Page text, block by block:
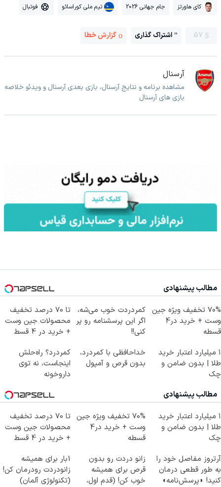
کای هاورتز جام جهانی 2026 تیم ملی کوراسائو فوتبال
57 اشتراک گذاری گزارش خطا
آرسنال
مشاهده برنامه و نتایج آرسنال، بازی بعدی آرسنال و ویدئو خلاصه
بازی های آرسنال
مطالب پیشنهادی
70% تخفیف ویژه جین
وست + خرید در4
قسطه
کمردردت خوب می‌شه،
اگر این پرسشنامه رو پر
کنی!!
تا 70 درصد تخفیف
محصولات جین وست
+ خرید در 4 قسط
۱ میلیارد اعتبار خرید
طلا | بدون ضامن و
چک
خداحافظی با کمردرد،
بدون قرص و آمپول
کمردرد؟ راه‌حلش
اینجاست، نه توی
داروخونه
مطالب پیشنهادی
۱ میلیارد اعتبار خرید
طلا | بدون ضامن و
چک
70% تخفیف ویژه جین
وست + خرید در4
قسطه
تا 70 درصد تخفیف
محصولات جین وست
+ خرید در 4 قسط
آرتروز مفاصل خود را
به طور قطعی درمان
کنید! ◗پرسش‌نامه◖
زانو دردت رو بدون
قرص برای همیشه
خوب کن! (قدم اول،
1بار برای همیشه
زانودردت رودرمان کن!
(تکنولوژی آلمان)